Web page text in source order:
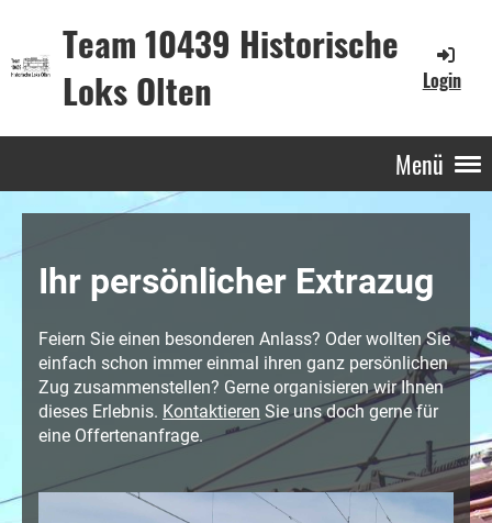
Team 10439 Historische
Loks Olten
Login
Menü
Ihr persönlicher Extrazug
Feiern Sie einen besonderen Anlass? Oder wollten Sie
einfach schon immer einmal ihren ganz persönlichen
Zug zusammenstellen? Gerne organisieren wir Ihnen
dieses Erlebnis. Kontaktieren Sie uns doch gerne für
eine Offertenanfrage.